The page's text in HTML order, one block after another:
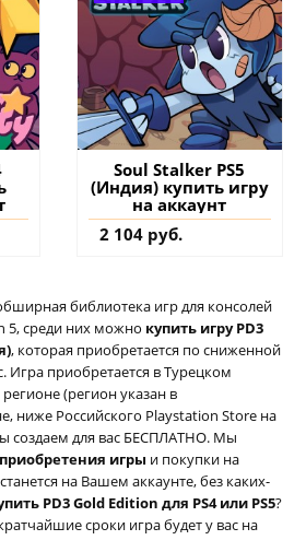
Soul Stalker PS5
(Индия) купить игру
на аккаунт
2 104 руб.
библиотека игр для консолей
5, среди них можно купить игру PD3
, которая приобретается по сниженной
Игра приобретается в Турецком
(регион указан в
ниже Российского Playstation Store на
создаем для вас БЕСПЛАТНО. Мы
приобретения игры и покупки на
на Вашем аккаунте, без каких-
PD3 Gold Edition для PS4 или PS5?
сроки игра будет у вас на